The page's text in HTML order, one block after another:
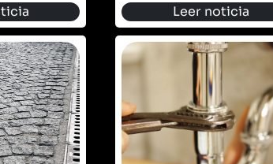
Leer noticia